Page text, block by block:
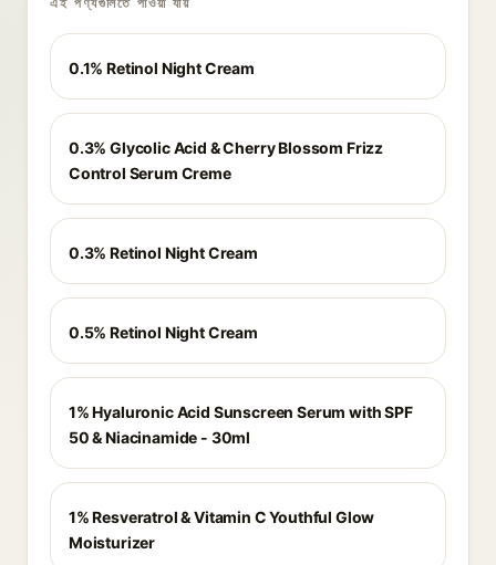
0.1% Retinol Night Cream
0.3% Glycolic Acid & Cherry Blossom Frizz
Control Serum Creme
0.3% Retinol Night Cream
0.5% Retinol Night Cream
1% Hyaluronic Acid Sunscreen Serum with SPF
50 & Niacinamide - 30ml
1% Resveratrol & Vitamin C Youthful Glow
Moisturizer